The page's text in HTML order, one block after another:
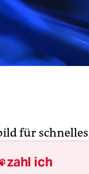
für
rostiger
zahl ich